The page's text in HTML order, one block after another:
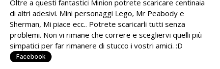
Oltre a questi fantastici Minion potrete scaricare centinaia
di altri adesivi. Mini personaggi Lego, Mr Peabody e
Sherman, Mi piace ecc.. Potrete scaricarli tutti senza
problemi. Non vi rimane che correre e scegliervi quelli più
simpatici per far rimanere di stucco i vostri amici. :D
Facebook